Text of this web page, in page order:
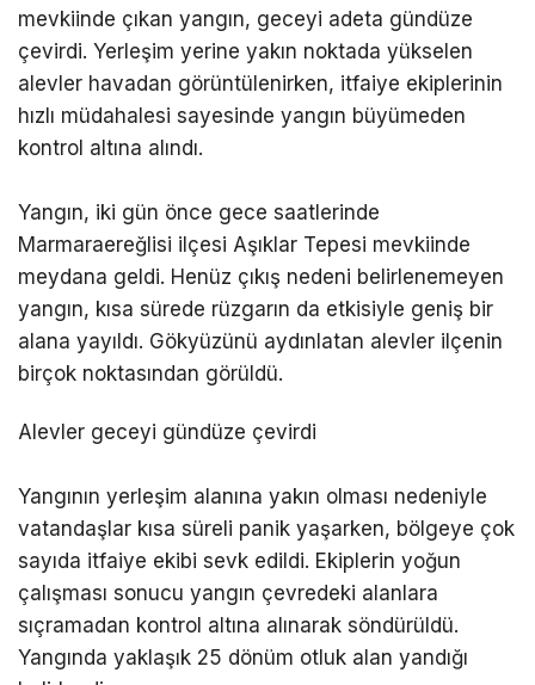
mevkiinde çıkan yangın, geceyi adeta gündüze
çevirdi. Yerleşim yerine yakın noktada yükselen
alevler havadan görüntülenirken, itfaiye ekiplerinin
hızlı müdahalesi sayesinde yangın büyümeden
kontrol altına alındı.
Yangın, iki gün önce gece saatlerinde
Marmaraereğlisi ilçesi Aşıklar Tepesi mevkiinde
meydana geldi. Henüz çıkış nedeni belirlenemeyen
yangın, kısa sürede rüzgarın da etkisiyle geniş bir
alana yayıldı. Gökyüzünü aydınlatan alevler ilçenin
birçok noktasından görüldü.
Alevler geceyi gündüze çevirdi
Yangının yerleşim alanına yakın olması nedeniyle
vatandaşlar kısa süreli panik yaşarken, bölgeye çok
sayıda itfaiye ekibi sevk edildi. Ekiplerin yoğun
çalışması sonucu yangın çevredeki alanlara
sıçramadan kontrol altına alınarak söndürüldü.
Yangında yaklaşık 25 dönüm otluk alan yandığı